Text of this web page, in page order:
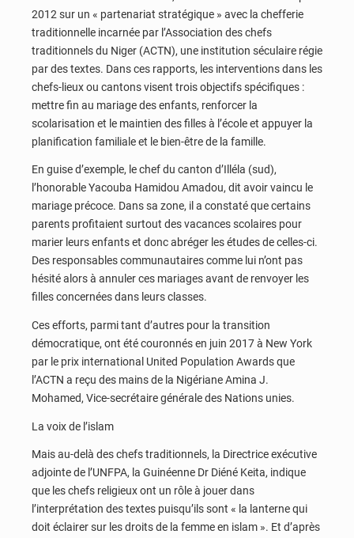
2012 sur un « partenariat stratégique » avec la chefferie
traditionnelle incarnée par l’Association des chefs
traditionnels du Niger (ACTN), une institution séculaire régie
par des textes. Dans ces rapports, les interventions dans les
chefs-lieux ou cantons visent trois objectifs spécifiques :
mettre fin au mariage des enfants, renforcer la
scolarisation et le maintien des filles à l’école et appuyer la
planification familiale et le bien-être de la famille.
En guise d’exemple, le chef du canton d’Illéla (sud),
l’honorable Yacouba Hamidou Amadou, dit avoir vaincu le
mariage précoce. Dans sa zone, il a constaté que certains
parents profitaient surtout des vacances scolaires pour
marier leurs enfants et donc abréger les études de celles-ci.
Des responsables communautaires comme lui n’ont pas
hésité alors à annuler ces mariages avant de renvoyer les
filles concernées dans leurs classes.
Ces efforts, parmi tant d’autres pour la transition
démocratique, ont été couronnés en juin 2017 à New York
par le prix international United Population Awards que
l’ACTN a reçu des mains de la Nigériane Amina J.
Mohamed, Vice-secrétaire générale des Nations unies.
La voix de l’islam
Mais au-delà des chefs traditionnels, la Directrice exécutive
adjointe de l’UNFPA, la Guinéenne Dr Diéné Keita, indique
que les chefs religieux ont un rôle à jouer dans
l’interprétation des textes puisqu’ils sont « la lanterne qui
doit éclairer sur les droits de la femme en islam ». Et d’après